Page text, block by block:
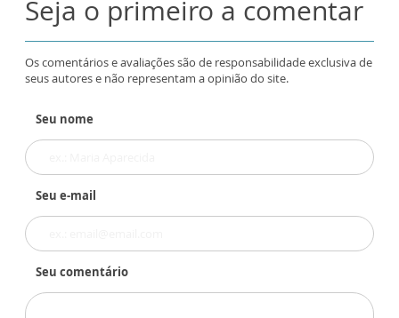
Seja o primeiro a comentar
Os comentários e avaliações são de responsabilidade exclusiva de
seus autores e não representam a opinião do site.
Seu nome
Seu e-mail
Seu comentário